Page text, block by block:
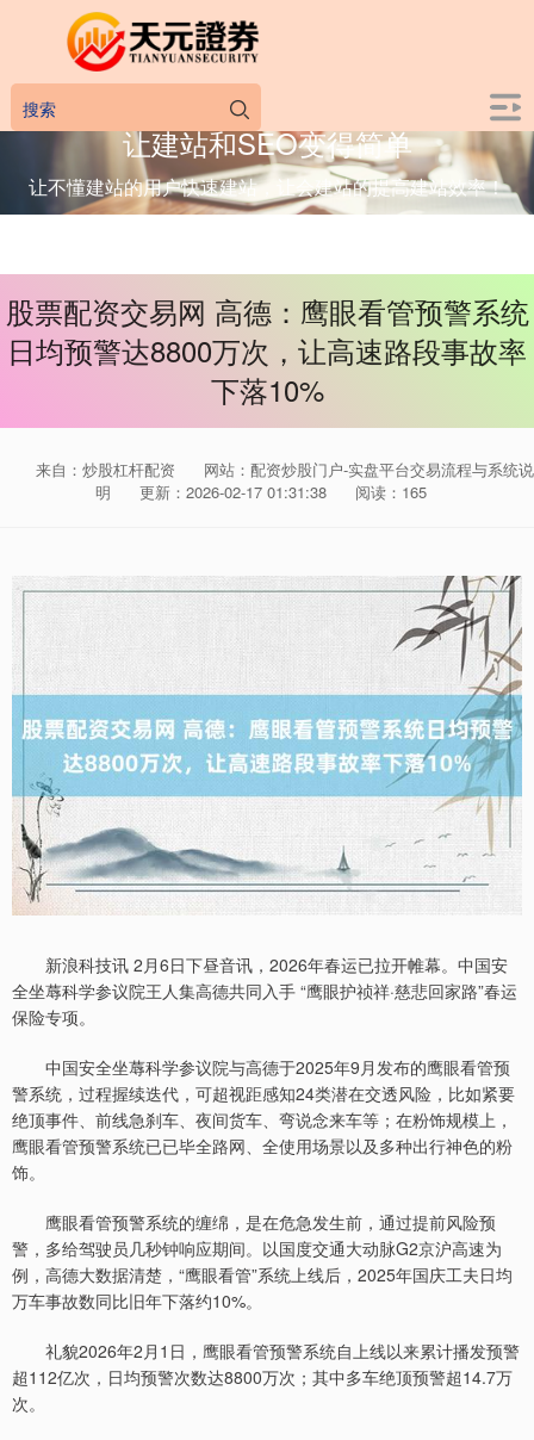
让建站和SEO变得简单
让不懂建站的用户快速建站，让会建站的提高建站效率！
股票配资交易网 高德：鹰眼看管预警系统
日均预警达8800万次，让高速路段事故率
下落10%
来自：炒股杠杆配资
网站：配资炒股门户-实盘平台交易流程与系统说
明
更新：2026-02-17 01:31:38 阅读：165
新浪科技讯 2月6日下昼音讯，2026年春运已拉开帷幕。中国安
全坐蓐科学参议院王人集高德共同入手 “鹰眼护祯祥·慈悲回家路”春运
保险专项。
中国安全坐蓐科学参议院与高德于2025年9月发布的鹰眼看管预
警系统，过程握续迭代，可超视距感知24类潜在交透风险，比如紧要
绝顶事件、前线急刹车、夜间货车、弯说念来车等；在粉饰规模上，
鹰眼看管预警系统已已毕全路网、全使用场景以及多种出行神色的粉
饰。
鹰眼看管预警系统的缠绵，是在危急发生前，通过提前风险预
警，多给驾驶员几秒钟响应期间。以国度交通大动脉G2京沪高速为
例，高德大数据清楚，“鹰眼看管”系统上线后，2025年国庆工夫日均
万车事故数同比旧年下落约10%。
礼貌2026年2月1日，鹰眼看管预警系统自上线以来累计播发预警
超112亿次，日均预警次数达8800万次；其中多车绝顶预警超14.7万
次。